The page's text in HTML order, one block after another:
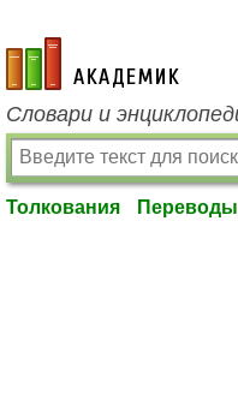
academic.ru
Словари и
Толкования Переводы